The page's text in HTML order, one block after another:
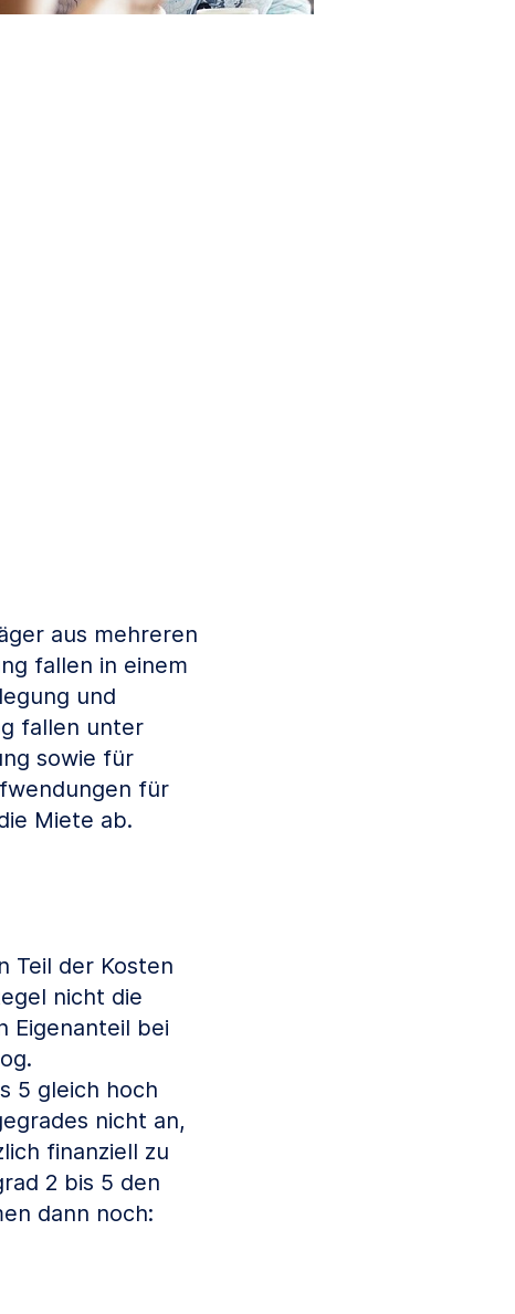
aus mehreren
fallen in einem
und
fallen unter
sowie für
für
Miete ab.
Teil der Kosten
nicht die
Eigenanteil bei
5 gleich hoch
nicht an,
finanziell zu
2 bis 5 den
dann noch: